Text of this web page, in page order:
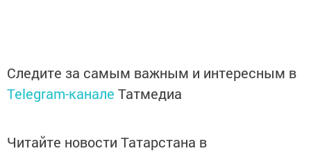
Следите за самым важным и интересным в
Telegram-канале Татмедиа
Читайте новости Татарстана в